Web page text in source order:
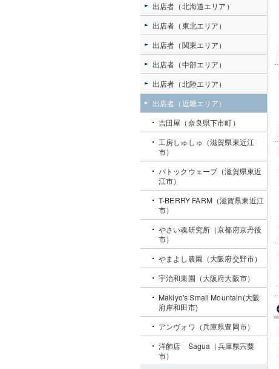
出店者（北海道エリア）
出店者（東北エリア）
出店者（関東エリア）
出店者（中部エリア）
出店者（北陸エリア）
出店者（近畿エリア）
吉田屋（奈良県下市町）
工房しゅしゅ（滋賀県東近江
市）
バトックウェーブ（滋賀県東近
江市）
T-BERRY FARM（滋賀県東近江
市）
やさい魂研究所（京都府京丹後
市）
やまよし農園（大阪府交野市）
宇治和束園（大阪府大阪市）
Makiyo's Small Mountain(大阪
府岸和田市)
アンヴォワ（兵庫県豊岡市）
洋飾店 Sagua（兵庫県宍粟
市）